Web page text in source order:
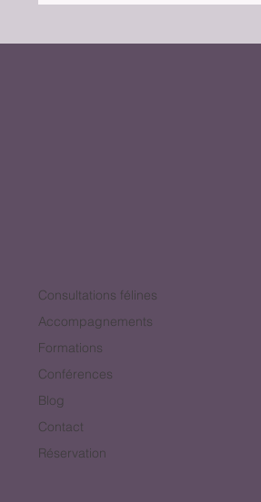
Consultations félines
Accompagnements
Formations
Conférences
Blog
Contact
Réservation